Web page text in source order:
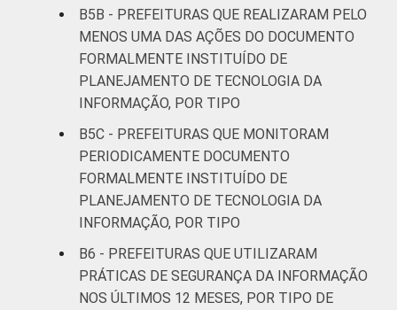
B5B - PREFEITURAS QUE REALIZARAM PELO
MENOS UMA DAS AÇÕES DO DOCUMENTO
FORMALMENTE INSTITUÍDO DE
PLANEJAMENTO DE TECNOLOGIA DA
INFORMAÇÃO, POR TIPO
B5C - PREFEITURAS QUE MONITORAM
PERIODICAMENTE DOCUMENTO
FORMALMENTE INSTITUÍDO DE
PLANEJAMENTO DE TECNOLOGIA DA
INFORMAÇÃO, POR TIPO
B6 - PREFEITURAS QUE UTILIZARAM
PRÁTICAS DE SEGURANÇA DA INFORMAÇÃO
NOS ÚLTIMOS 12 MESES, POR TIPO DE